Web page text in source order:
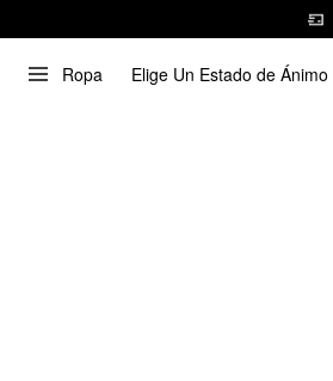
Ropa Elige Un Estado de Ánimo